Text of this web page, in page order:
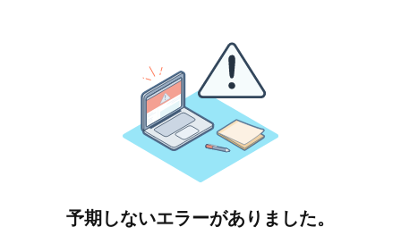
予期しないエラーがありました。